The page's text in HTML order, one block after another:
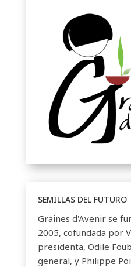
SEMILLAS DEL FUTURO
Graines d'Avenir se
2005, cofundada por
presidenta, Odile
general, y Philippe